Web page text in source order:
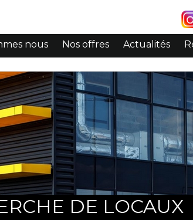
nous Nos offres Actualités
DE LOCAUX